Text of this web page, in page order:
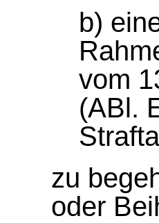
b)
vom
(ABl.
zu
oder